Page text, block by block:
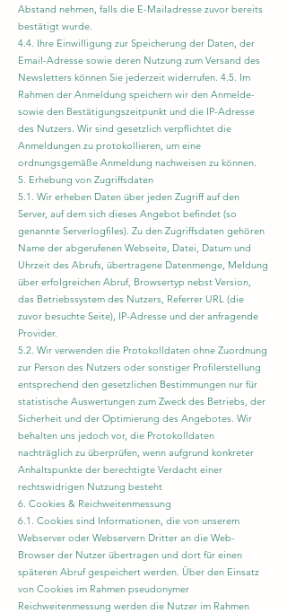
Abstand nehmen, falls die E-Mailadresse zuvor bereits
bestätigt wurde.
4.4. Ihre Einwilligung zur Speicherung der Daten, der
Email-Adresse sowie deren Nutzung zum Versand des
Newsletters können Sie jederzeit widerrufen. 4.5. Im
Rahmen der Anmeldung speichern wir den Anmelde-
sowie den Bestätigungszeitpunkt und die IP-Adresse
des Nutzers. Wir sind gesetzlich verpflichtet die
Anmeldungen zu protokollieren, um eine
ordnungsgemäße Anmeldung nachweisen zu können.
5. Erhebung von Zugriffsdaten
5.1. Wir erheben Daten über jeden Zugriff auf den
Server, auf dem sich dieses Angebot befindet (so
genannte Serverlogfiles). Zu den Zugriffsdaten gehören
Name der abgerufenen Webseite, Datei, Datum und
Uhrzeit des Abrufs, übertragene Datenmenge, Meldung
über erfolgreichen Abruf, Browsertyp nebst Version,
das Betriebssystem des Nutzers, Referrer URL (die
zuvor besuchte Seite), IP-Adresse und der anfragende
Provider.
5.2. Wir verwenden die Protokolldaten ohne Zuordnung
zur Person des Nutzers oder sonstiger Profilerstellung
entsprechend den gesetzlichen Bestimmungen nur für
statistische Auswertungen zum Zweck des Betriebs, der
Sicherheit und der Optimierung des Angebotes. Wir
behalten uns jedoch vor, die Protokolldaten
nachträglich zu überprüfen, wenn aufgrund konkreter
Anhaltspunkte der berechtigte Verdacht einer
rechtswidrigen Nutzung besteht
6. Cookies & Reichweitenmessung
6.1. Cookies sind Informationen, die von unserem
Webserver oder Webservern Dritter an die Web-
Browser der Nutzer übertragen und dort für einen
späteren Abruf gespeichert werden. Über den Einsatz
von Cookies im Rahmen pseudonymer
Reichweitenmessung werden die Nutzer im Rahmen